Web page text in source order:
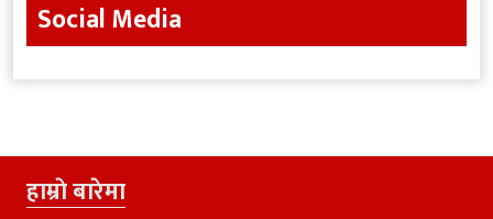
Social Media
हाम्राे बारेमा